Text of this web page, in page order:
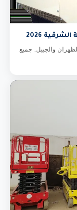
2026
والجبيل. جميع